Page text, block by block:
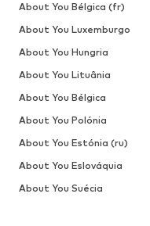
About You Bélgica (fr)
About You Luxemburgo
About You Hungria
About You Lituânia
About You Bélgica
About You Polónia
About You Estónia (ru)
About You Eslováquia
About You Suécia